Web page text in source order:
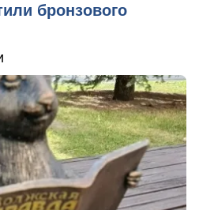
бронзового